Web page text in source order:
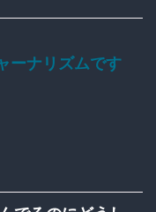
ーナリズムです